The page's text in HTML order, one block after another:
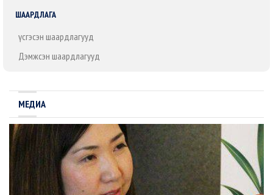
ШААРДЛАГА
Үүсгэсэн шаардлагууд
Дэмжсэн шаардлагууд
МЕДИА